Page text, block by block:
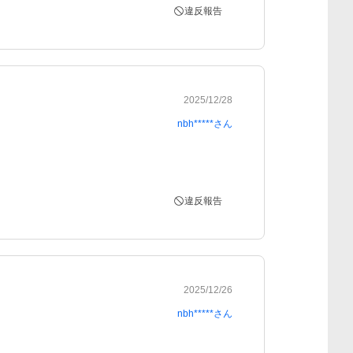
違反報告
2025/12/28
nbh*****さん
違反報告
2025/12/26
nbh*****さん